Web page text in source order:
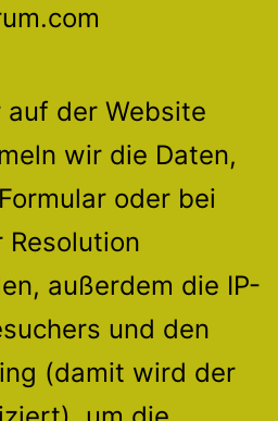
auf der Website
wir die Daten,
oder bei
Resolution
außerdem die IP-
und den
(damit wird der